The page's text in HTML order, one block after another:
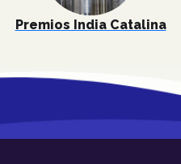
Premios India Catalina